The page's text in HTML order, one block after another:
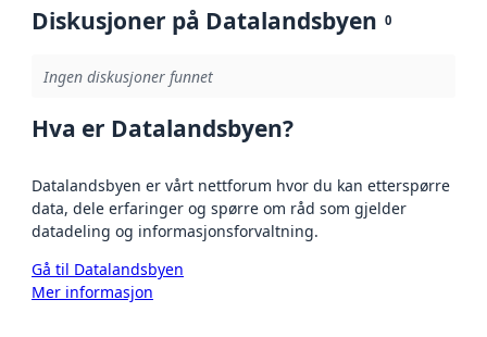
Diskusjoner på Datalandsbyen 0
Ingen diskusjoner funnet
Hva er Datalandsbyen?
Datalandsbyen er vårt nettforum hvor du kan etterspørre
data, dele erfaringer og spørre om råd som gjelder
datadeling og informasjonsforvaltning.
Gå til Datalandsbyen
Mer informasjon